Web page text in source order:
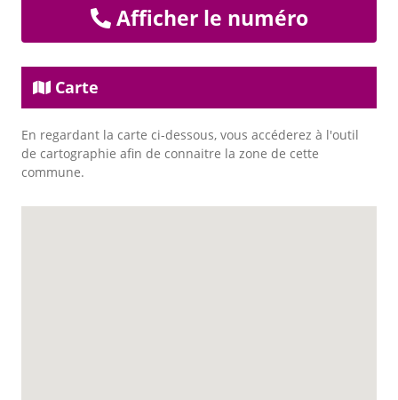
Afficher le numéro
Carte
En regardant la carte ci-dessous, vous accéderez à l'outil
de cartographie afin de connaitre la zone de cette
commune.